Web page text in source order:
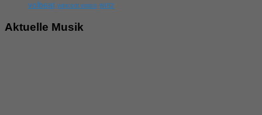
volbeat wincent weiss wirtz
Aktuelle Musik